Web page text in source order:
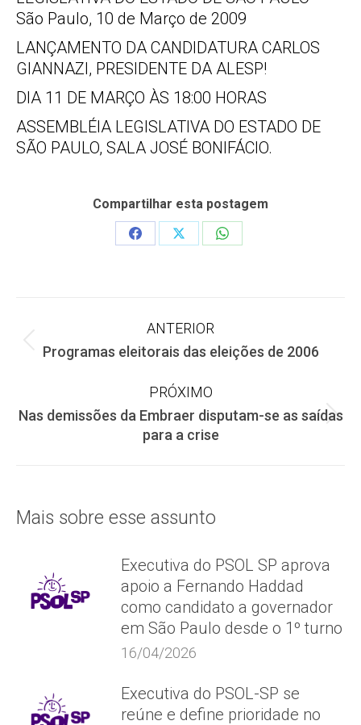
São Paulo, 10 de Março de 2009
LANÇAMENTO DA CANDIDATURA CARLOS
GIANNAZI, PRESIDENTE DA ALESP!
DIA 11 DE MARÇO ÀS 18:00 HORAS
ASSEMBLÉIA LEGISLATIVA DO ESTADO DE
SÃO PAULO, SALA JOSÉ BONIFÁCIO.
Compartilhar esta postagem
Share
Share
Share
Navegação
de
post:
ANTERIOR
Post
Programas eleitorais das eleições de 2006
PRÓXIMO
Próximo
post:
Nas demissões da Embraer disputam-se as saídas
para a crise
Mais sobre esse assunto
Executiva do PSOL SP aprova
apoio a Fernando Haddad
como candidato a governador
em São Paulo desde o 1º turno
16/04/2026
Executiva do PSOL-SP se
reúne e define prioridade no